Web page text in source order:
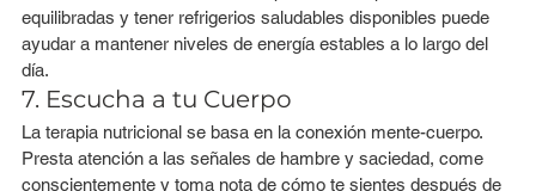
equilibradas y tener refrigerios saludables disponibles puede
ayudar a mantener niveles de energía estables a lo largo del
día.
7. Escucha a tu Cuerpo
La terapia nutricional se basa en la conexión mente-cuerpo.
Presta atención a las señales de hambre y saciedad, come
conscientemente y toma nota de cómo te sientes después de